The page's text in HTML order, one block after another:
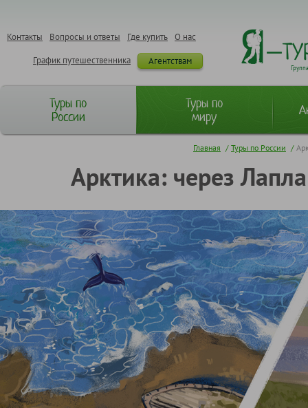
О нас
Где купить
Вопросы и ответы
Контакты
Агентствам
График путешественника
Туры по
России
Туры по
миру
Главная / Туры по России /
Арктика: через